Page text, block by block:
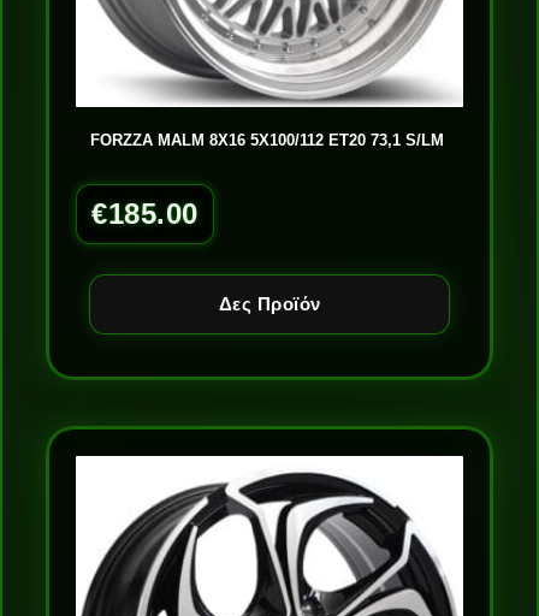
FORZZA MALM 8X16 5X100/112 ET20 73,1 S/LM
€185.00
Δες Προϊόν